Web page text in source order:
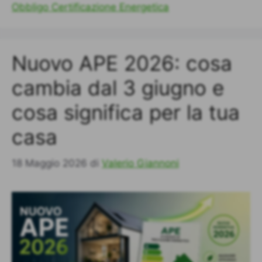
Obbligo Certificazione Energetica
Nuovo APE 2026: cosa
cambia dal 3 giugno e
cosa significa per la tua
casa
18 Maggio 2026 di Valerio Giannoni